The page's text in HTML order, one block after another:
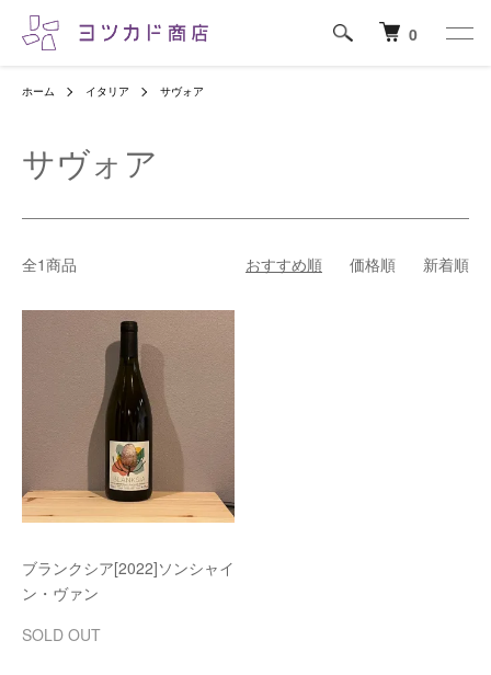
0
ホーム イタリア サヴォア
サヴォア
全1商品 おすすめ順 価格順 新着順
ブランクシア[2022]ソンシャイ
ン・ヴァン
SOLD OUT